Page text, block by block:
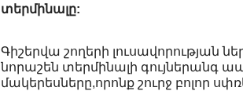
տերմինալը:
Գիշերվա շողերի լուսավորության
նորաշեն տերմինալի գույներանգ
մակերեսները,որոնք շուրջ բոլոր